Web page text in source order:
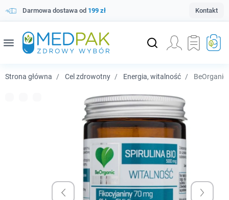
Darmowa dostawa od 199 zł Kontakt
menu
Strona główna Cel zdrowotny Energia, witalność